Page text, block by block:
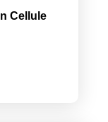
Cellule